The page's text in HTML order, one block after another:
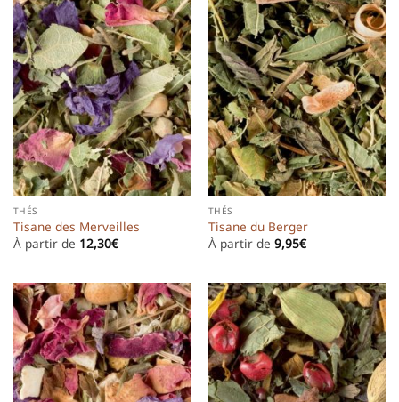
THÉS
Tisane des Merveilles
À partir de 12,30€
THÉS
Tisane du Berger
À partir de 9,95€